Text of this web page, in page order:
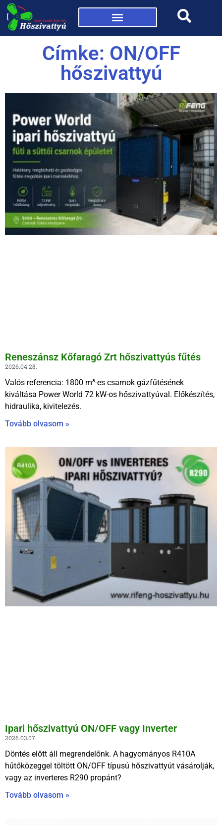
Címke: ON/OFF
hőszivattyú
Reneszánsz Kőfaragó Zrt hőszivattyús fűtés
2026.04.28.
Valós referencia: 1800 m³-es csarnok gázfűtésének
kiváltása Power World 72 kW-os hőszivattyúval. Előkészítés,
hidraulika, kivitelezés.
Tovább olvasom »
Ipari hőszivattyú ON/OFF vagy Inverter
2026.03.07.
Döntés előtt áll megrendelőnk. A hagyományos R410A
hűtőközeggel töltött ON/OFF típusú hőszivattyút vásárolják,
vagy az inverteres R290 propánt?
Tovább olvasom »